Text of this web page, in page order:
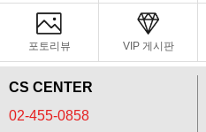
포토리뷰 VIP 게시판
CS CENTER
02-455-0858